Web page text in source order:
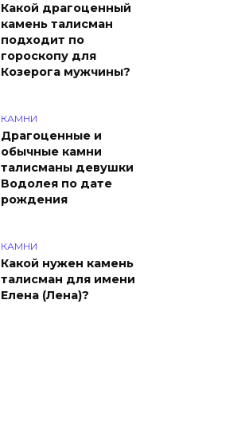
Какой драгоценный
камень талисман
подходит по
гороскопу для
Козерога мужчины?
КАМНИ
Драгоценные и
обычные камни
талисманы девушки
Водолея по дате
рождения
КАМНИ
Какой нужен камень
талисман для имени
Елена (Лена)?